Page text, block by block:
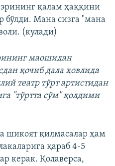
қалам ҳаққини
Мана сизга "мана
(кулади)
маошидан
қочиб дала ҳовлида
театр тўрт артистидан
"тўртта сўм" қолдими
шикоят қилмасалар ҳам
қараб 4-5
керак. Қолаверса,